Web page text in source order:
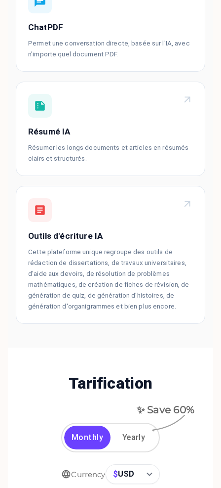
ChatPDF
Permet une conversation directe, basée sur l'IA, avec
n'importe quel document PDF.
Résumé IA
Résumer les longs documents et articles en résumés
clairs et structurés.
Outils d'écriture IA
Cette plateforme unique regroupe des outils de
rédaction de dissertations, de travaux universitaires,
d'aide aux devoirs, de résolution de problèmes
mathématiques, de création de fiches de révision, de
génération de quiz, de génération d'histoires, de
génération d'organigrammes et bien plus encore.
Tarification
✨ Save 60%
Monthly Yearly
Currency $USD